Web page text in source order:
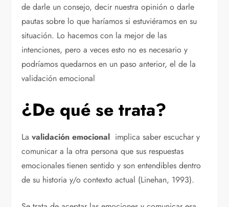
de darle un consejo, decir nuestra opinión o darle
pautas sobre lo que haríamos si estuviéramos en su
situación. Lo hacemos con la mejor de las
intenciones, pero a veces esto no es necesario y
podríamos quedarnos en un paso anterior, el de la
validación emocional
¿De qué se trata?
Lavalidación emocional implica saber escuchar y
comunicar a la otra persona que sus respuestas
emocionales tienen sentido y son entendibles dentro
de su historia y/o contexto actual (Linehan, 1993).